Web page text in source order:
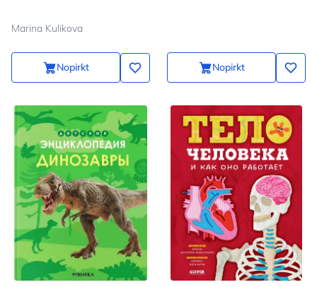
Marina Kulikova
Nopirkt Nopirkt